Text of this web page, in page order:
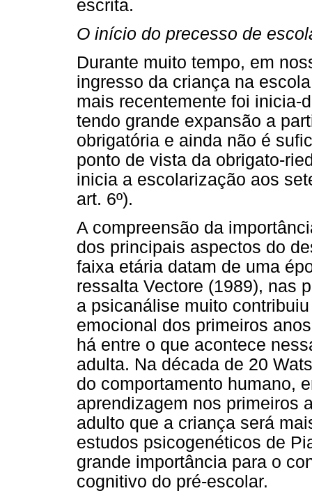
escrita.
O início do precesso de
Durante muito tempo, em
ingresso da criança na
mais recentemente foi inicia-
tendo grande expansão a
obrigatória e ainda não é
ponto de vista da obrigato-
inicia a escolarização aos
art. 6º).
A compreensão da
dos principais aspectos do
faixa etária datam de uma
ressalta Vectore (1989), nas
a psicanálise muito
emocional dos primeiros
há entre o que acontece
adulta. Na década de 20
do comportamento humano,
aprendizagem nos primeiros
adulto que a criança será
estudos psicogenéticos de
grande importância para o
cognitivo do pré-escolar.